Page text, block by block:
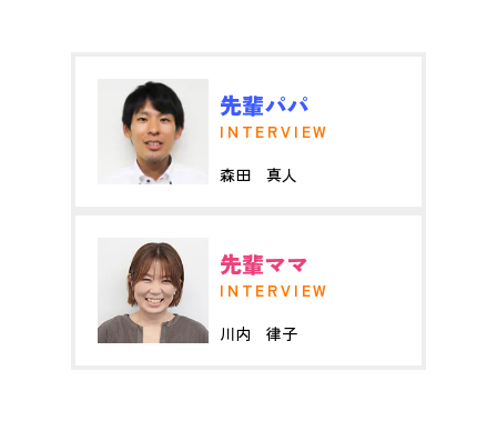
先輩パパ
INTERVIEW
森田 真人
先輩ママ
INTERVIEW
川内 律子